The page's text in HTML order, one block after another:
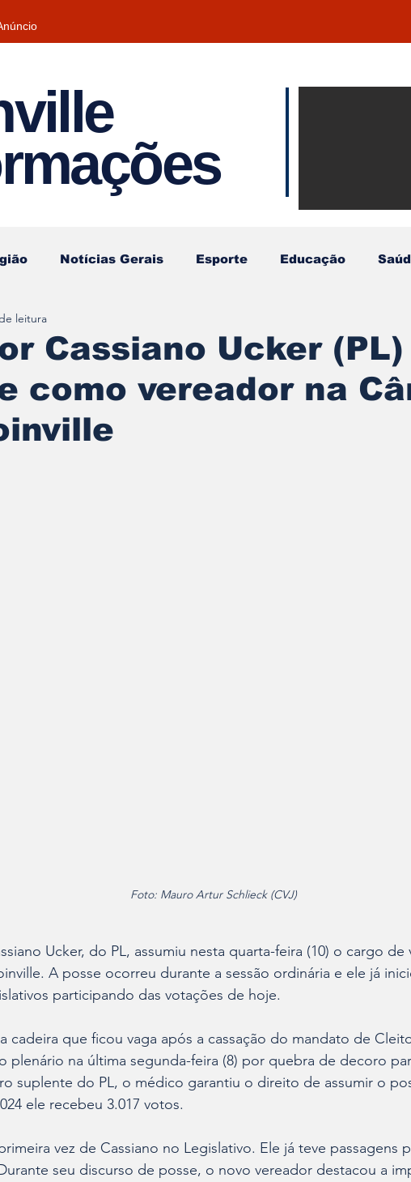
Notícias Gerais Esporte Educação
Cassiano Ucker
como vereador na
leitura
Foto: Mauro Artur Schlieck (CVJ)
Ucker, do PL, assumiu nesta quarta-feira (10) o cargo de
A posse ocorreu durante a sessão ordinária e ele já
participando das votações de hoje.
cadeira que ficou vaga após a cassação do mandato de
plenário na última segunda-feira (8) por quebra de decoro
suplente do PL, o médico garantiu o direito de assumir o
ele recebeu 3.017 votos.
vez de Cassiano no Legislativo. Ele já teve passagens
seu discurso de posse, o novo vereador destacou a